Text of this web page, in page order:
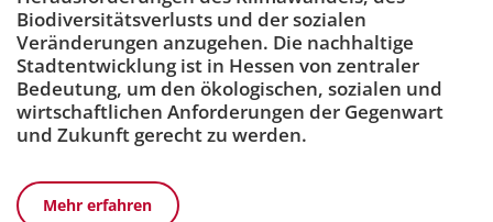
Biodiversitätsverlusts und der sozialen
Veränderungen anzugehen. Die nachhaltige
Stadtentwicklung ist in Hessen von zentraler
Bedeutung, um den ökologischen, sozialen und
wirtschaftlichen Anforderungen der Gegenwart
und Zukunft gerecht zu werden.
Mehr erfahren